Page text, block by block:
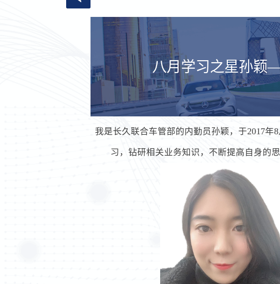
八月学习之星孙颖
我是长久联合车管部的内勤员孙颖，于2017
习，钻研相关业务知识，不断提高自身的